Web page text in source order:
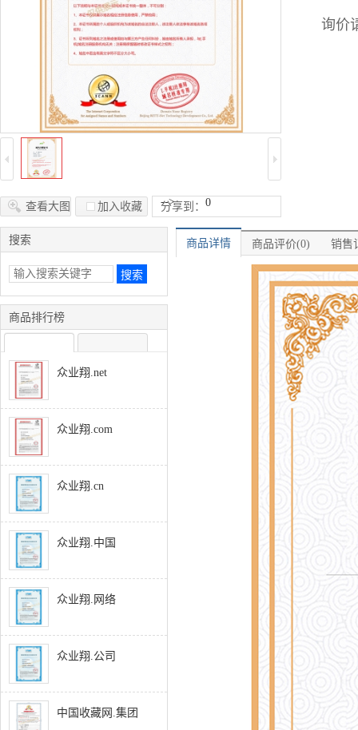
查看大图 加入收藏 分享到： 0
-->
询价
搜索
商品排行榜
众业翔.net
众业翔.com
众业翔.cn
众业翔.中国
众业翔.网络
众业翔.公司
中国收藏网.集团
商品详情 商品评价(0) 销售